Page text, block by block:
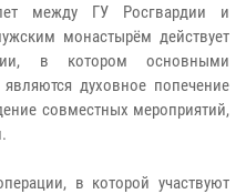
между ГУ Росгвардии и
монастырём действует
в котором основными
духовное попечение
совместных мероприятий,
в которой участвуют